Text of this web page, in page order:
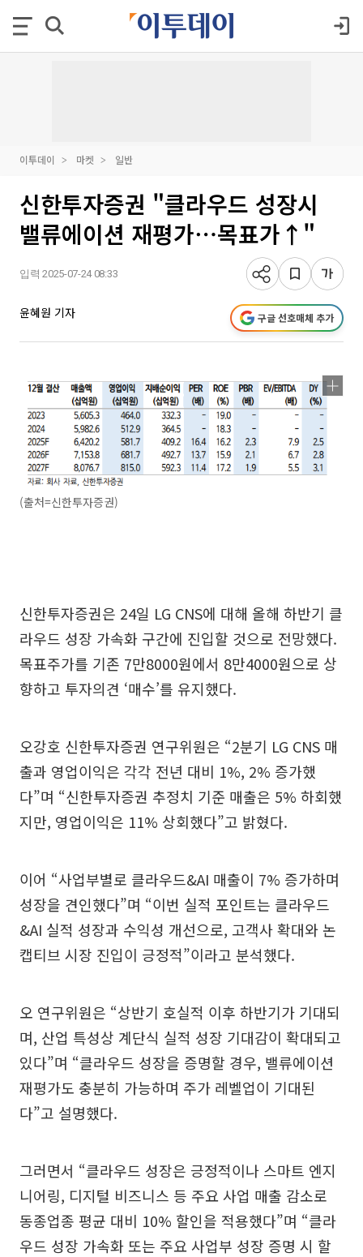
이투데이 마켓 일반
신한투자증권 "클라우드 성장시
밸류에이션 재평가⋯목표가↑"
입력 2025-07-24 08:33
윤혜원 기자 구글 선호매체 추가
(출처=신한투자증권)
신한투자증권은 24일 LG CNS에 대해 올해 하반기 클
라우드 성장 가속화 구간에 진입할 것으로 전망했다.
목표주가를 기존 7만8000원에서 8만4000원으로 상
향하고 투자의견 ‘매수’를 유지했다.
오강호 신한투자증권 연구위원은 “2분기 LG CNS 매
출과 영업이익은 각각 전년 대비 1%, 2% 증가했
다”며 “신한투자증권 추정치 기준 매출은 5% 하회했
지만, 영업이익은 11% 상회했다”고 밝혔다.
이어 “사업부별로 클라우드&AI 매출이 7% 증가하며
성장을 견인했다”며 “이번 실적 포인트는 클라우드
&AI 실적 성장과 수익성 개선으로, 고객사 확대와 논
캡티브 시장 진입이 긍정적”이라고 분석했다.
오 연구위원은 “상반기 호실적 이후 하반기가 기대되
며, 산업 특성상 계단식 실적 성장 기대감이 확대되고
있다”며 “클라우드 성장을 증명할 경우, 밸류에이션
재평가도 충분히 가능하며 주가 레벨업이 기대된
다”고 설명했다.
그러면서 “클라우드 성장은 긍정적이나 스마트 엔지
니어링, 디지털 비즈니스 등 주요 사업 매출 감소로
동종업종 평균 대비 10% 할인을 적용했다”며 “클라
우드 성장 가속화 또는 주요 사업부 성장 증명 시 할